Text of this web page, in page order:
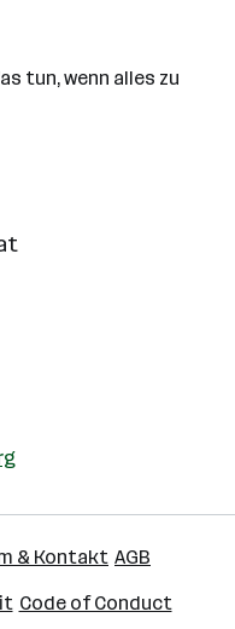
tun, wenn alles zu
& Kontakt AGB
Code of Conduct